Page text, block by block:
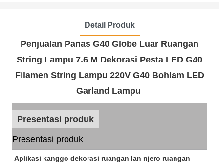
Detail Produk
Penjualan Panas G40 Globe Luar Ruangan
String Lampu 7.6 M Dekorasi Pesta LED G40
Filamen String Lampu 220V G40 Bohlam LED
Garland Lampu
Presentasi produk
Presentasi produk
Aplikasi kanggo dekorasi ruangan lan njero ruangan